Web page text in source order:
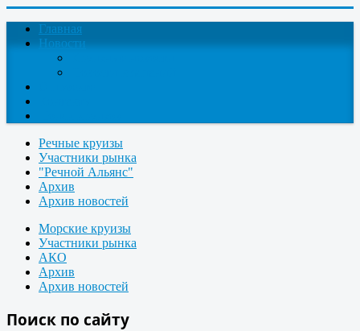
Главная
Новости
Речные круизы
Участники рынка
"Речной Альянс"
Архив
Архив новостей
Морские круизы
Участники рынка
АКО
Архив
Архив новостей
Поиск по сайту